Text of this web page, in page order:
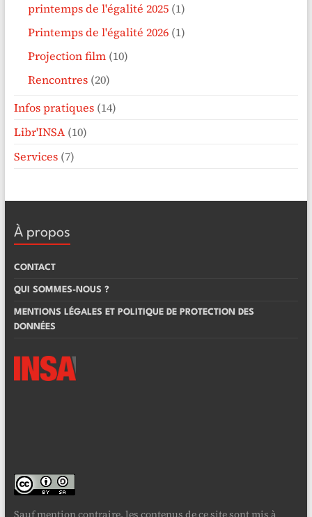
printemps de l'égalité 2025(1)
Printemps de l'égalité 2026(1)
Projection film(10)
Rencontres(20)
Infos pratiques(14)
Libr'INSA(10)
Services(7)
À propos
CONTACT
QUI SOMMES-NOUS ?
MENTIONS LÉGALES ET POLITIQUE DE PROTECTION DES
DONNÉES
Sauf mention contraire, les contenus de ce site sont mis à